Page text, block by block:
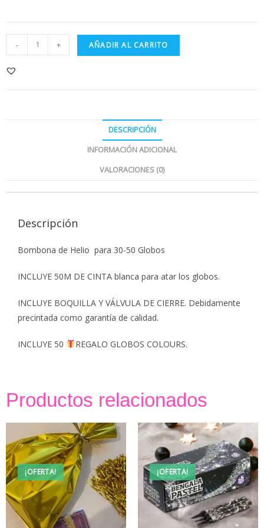
- + AÑADIR AL CARRITO
DESCRIPCIÓN
INFORMACIÓN ADICIONAL
VALORACIONES (0)
Descripción
Bombona de Helio para 30-50 Globos
INCLUYE 50M DE CINTA blanca para atar los globos.
INCLUYE BOQUILLA Y VÁLVULA DE CIERRE. Debidamente
precintada como garantía de calidad.
INCLUYE 50 REGALO GLOBOS COLOURS.
Productos relacionados
¡OFERTA! ¡OFERTA!